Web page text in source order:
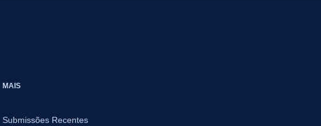
MAIS
Submissões Recentes